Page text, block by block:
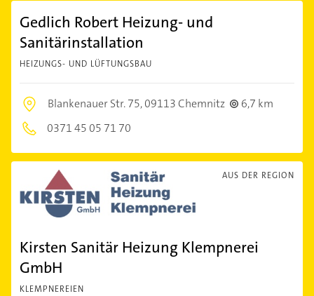
Gedlich Robert Heizung- und
Sanitärinstallation
HEIZUNGS- UND LÜFTUNGSBAU
Blankenauer Str. 75,09113 Chemnitz
6,7 km
0371 45 05 71 70
AUS DER REGION
Kirsten Sanitär Heizung Klempnerei
GmbH
KLEMPNEREIEN